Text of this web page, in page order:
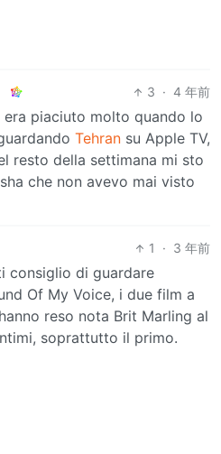
3 · 4 年前
era piaciuto molto quando lo
Tehran su Apple TV,
resto della settimana mi sto
che non avevo mai visto
1 · 3 年前
consiglio di guardare
Of My Voice, i due film a
reso nota Brit Marling al
soprattutto il primo.